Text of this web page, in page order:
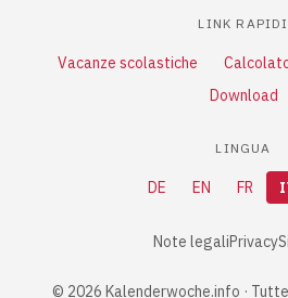
LINK RAPIDI
Vacanze scolastiche
Download
LINGUA
DE EN FR
Note legaliPrivacy
© 2026 Kalenderwoche.info ·